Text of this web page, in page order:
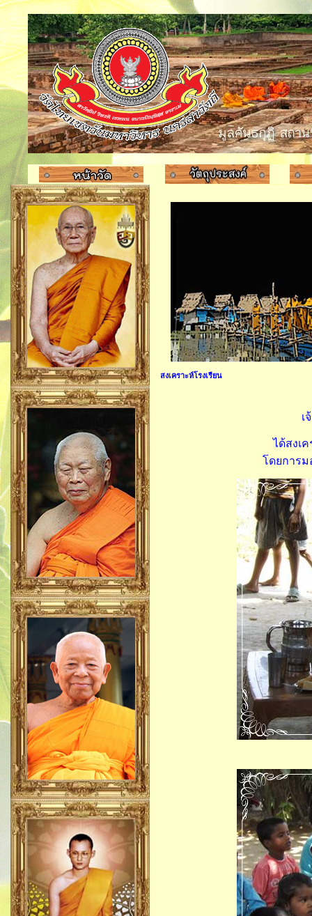
สงเคราะห์โรงเรียน
เ
ได้สงเ
โดยการ